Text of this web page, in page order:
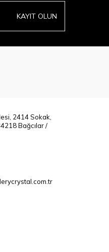
KAYIT OLUN
2414 Sokak,
Bağcılar /